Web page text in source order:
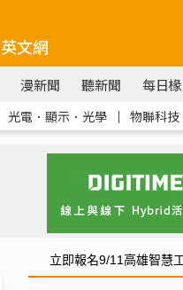
英文網
漫新聞 聽新聞 每日
光電．顯示．光學 ｜ 物聯科
立即報名9/11高雄智慧